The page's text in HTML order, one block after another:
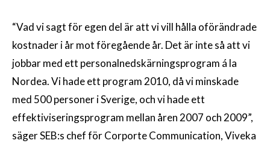
“Vad vi sagt för egen del är att vi vill hålla oförändrade
kostnader i år mot föregående år. Det är inte så att vi
jobbar med ett personalnedskärningsprogram á la
Nordea. Vi hade ett program 2010, då vi minskade
med 500 personer i Sverige, och vi hade ett
effektiviseringsprogram mellan åren 2007 och 2009”,
säger SEB:s chef för Corporte Communication, Viveka